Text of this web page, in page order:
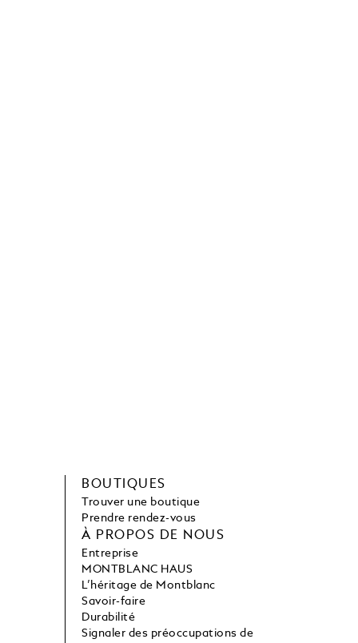
BOUTIQUES
Trouver une boutique
Prendre rendez-vous
À PROPOS DE NOUS
Entreprise
MONTBLANC HAUS
L’héritage de Montblanc
Savoir-faire
Durabilité
Signaler des préoccupations de